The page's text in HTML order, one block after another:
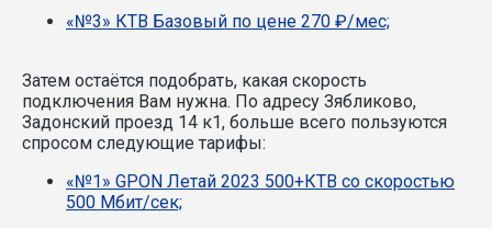
«№3» КТВ Базовый по цене 270 ₽/мес;
Затем остаётся подобрать, какая скорость
подключения Вам нужна. По адресу Зябликово,
Задонский проезд 14 к1, больше всего пользуются
спросом следующие тарифы:
«№1» GPON Летай 2023 500+КТВ со скоростью
500 Мбит/сек;